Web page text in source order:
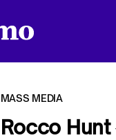
MASS MEDIA
Rocco Hunt